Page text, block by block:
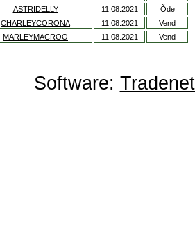
ASTRIDELLY 11.08.2021
Õde
CHARLEYCORONA 11.08.2021
Vend
MARLEYMACROO 11.08.2021 Vend
Software: